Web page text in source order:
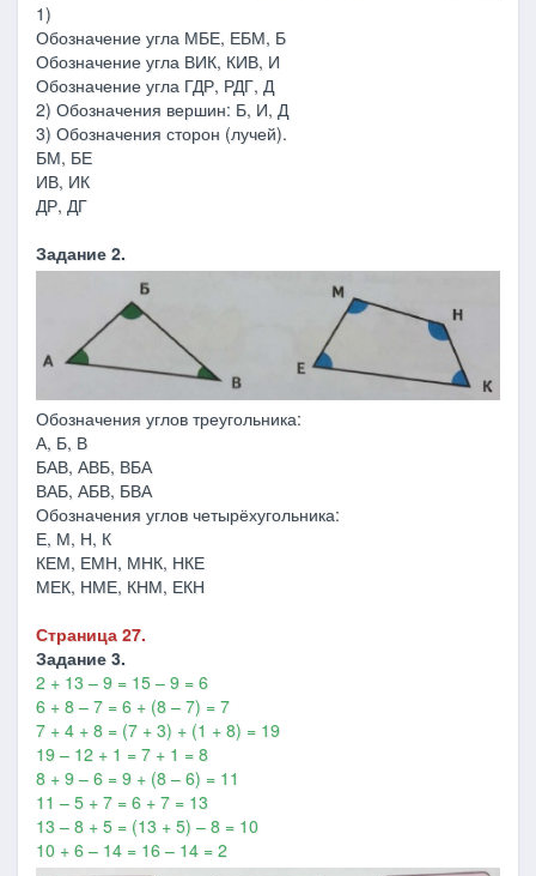
1)
Обозначение угла МБЕ, ЕБМ, Б
Обозначение угла ВИК, КИВ, И
Обозначение угла ГДР, РДГ, Д
2) Обозначения вершин: Б, И, Д
3) Обозначения сторон (лучей).
БМ, БЕ
ИВ, ИК
ДР, ДГ
Задание 2.
Обозначения углов треугольника:
А, Б, В
БАВ, АВБ, ВБА
ВАБ, АБВ, БВА
Обозначения углов четырёхугольника:
Е, М, Н, К
КЕМ, ЕМН, МНК, НКЕ
МЕК, НМЕ, КНМ, ЕКН
Страница 27.
Задание 3.
2 + 13 – 9 = 15 – 9 = 6
6 + 8 – 7 = 6 + (8 – 7) = 7
7 + 4 + 8 = (7 + 3) + (1 + 8) = 19
19 – 12 + 1 = 7 + 1 = 8
8 + 9 – 6 = 9 + (8 – 6) = 11
11 – 5 + 7 = 6 + 7 = 13
13 – 8 + 5 = (13 + 5) – 8 = 10
10 + 6 – 14 = 16 – 14 = 2